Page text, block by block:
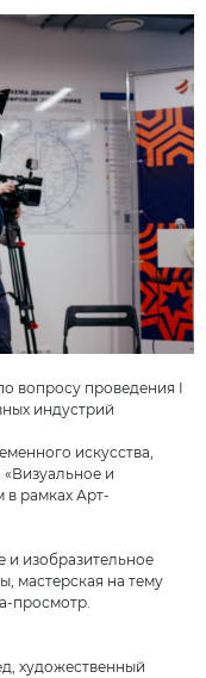
вопросу проведения I
индустрий
искусства,
и
в рамках Арт-
и изобразительное
мастерская на тему
просмотр.
художественный